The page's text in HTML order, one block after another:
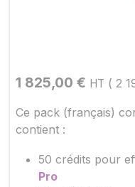
1 825,00 € HT ( 2
Ce pack (français)
contient :
50 crédits pour
Pro